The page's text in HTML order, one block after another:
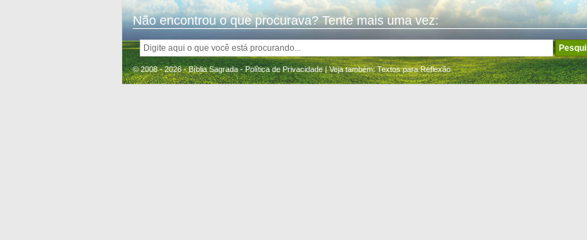
Não encontrou o que procurava? Tente mais uma vez:
© 2008 - 2026 - Bíblia Sagrada -Política de Privacidade| Veja também:Textos para Reflexão